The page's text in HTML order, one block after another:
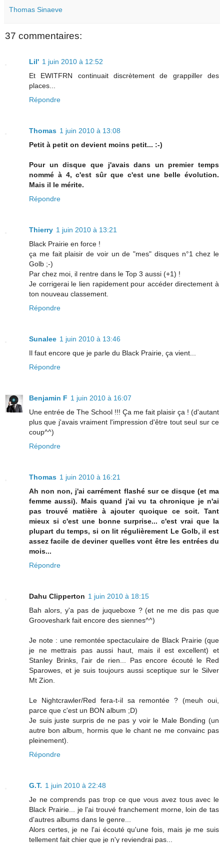
Thomas Sinaeve
37 commentaires:
Lil' 1 juin 2010 à 12:52
Et EWITFRN continuait discrètement de grappiller des
places...
Répondre
Thomas 1 juin 2010 à 13:08
Petit à petit on devient moins petit... :-)
Pour un disque que j'avais dans un premier temps
nommé à 4, c'est sûr que c'est une belle évolution.
Mais il le mérite.
Répondre
Thierry 1 juin 2010 à 13:21
Black Prairie en force !
ça me fait plaisir de voir un de "mes" disques n°1 chez le
Golb ;-)
Par chez moi, il rentre dans le Top 3 aussi (+1) !
Je corrigerai le lien rapidement pour accéder directement à
ton nouveau classement.
Répondre
Sunalee 1 juin 2010 à 13:46
Il faut encore que je parle du Black Prairie, ça vient...
Répondre
Benjamin F 1 juin 2010 à 16:07
Une entrée de The School !!! Ça me fait plaisir ça ! (d'autant
plus que j'avais vraiment l'impression d'être tout seul sur ce
coup^^)
Répondre
Thomas 1 juin 2010 à 16:21
Ah non non, j'ai carrément flashé sur ce disque (et ma
femme aussi). Mais quand j'ai vu ta chronique je n'ai
pas trouvé matière à ajouter quoique ce soit. Tant
mieux si c'est une bonne surprise... c'est vrai que la
plupart du temps, si on lit régulièrement Le Golb, il est
assez facile de deviner quelles vont être les entrées du
mois...
Répondre
Dahu Clipperton 1 juin 2010 à 18:15
Bah alors, y'a pas de juqueboxe ? (et ne me dis pas que
Grooveshark fait encore des siennes^^)
Je note : une remontée spectaculaire de Black Prairie (que
je ne mettrais pas aussi haut, mais il est excellent) et
Stanley Brinks, l'air de rien... Pas encore écouté le Red
Sparowes, et je suis toujours aussi sceptique sur le Silver
Mt Zion.
Le Nightcrawler/Red fera-t-il sa remontée ? (meuh oui,
parce que c'est un BON album ;D)
Je suis juste surpris de ne pas y voir le Male Bonding (un
autre bon album, hormis que le chant ne me convainc pas
pleinement).
Répondre
G.T. 1 juin 2010 à 22:48
Je ne comprends pas trop ce que vous avez tous avec le
Black Prairie... je l'ai trouvé franchement morne, loin de tas
d'autres albums dans le genre...
Alors certes, je ne l'ai écouté qu'une fois, mais je me suis
tellement fait chier que je n'y reviendrai pas...